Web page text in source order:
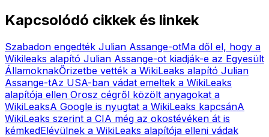
Kapcsolódó cikkek és linkek
Szabadon engedték Julian Assange-otMa dől el, hogy a
Wikileaks alapító Julian Assange-ot kiadják-e az Egyesült
ÁllamoknakŐrizetbe vették a WikiLeaks alapító Julian
Assange-tAz USA-ban vádat emeltek a WikiLeaks
alapítója ellen Orosz cégről közölt anyagokat a
WikiLeaksA Google is nyugtat a WikiLeaks kapcsánA
WikiLeaks szerint a CIA még az okostévéken át is
kémkedElévülnek a WikiLeaks alapítója elleni vádak